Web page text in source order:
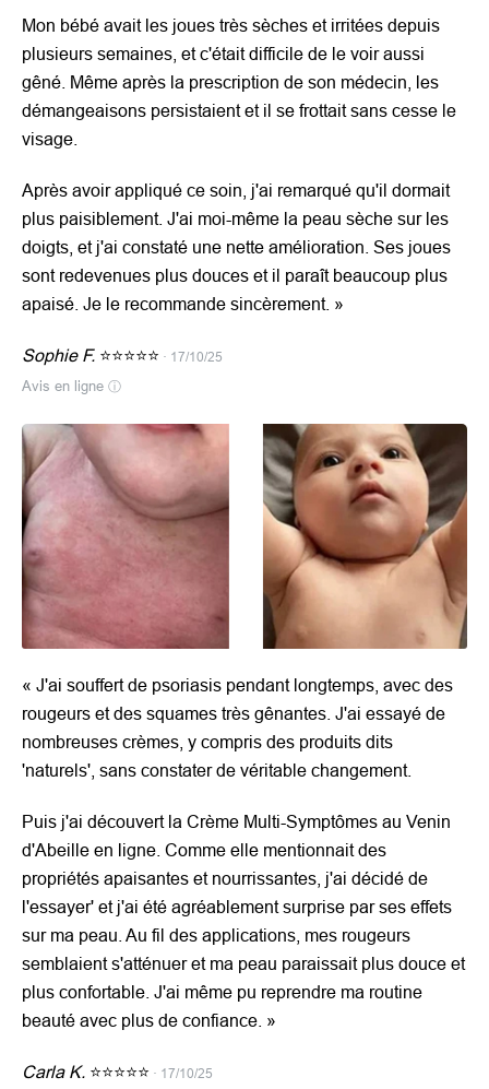
Mon bébé avait les joues très sèches et irritées depuis
plusieurs semaines, et c'était difficile de le voir aussi
gêné. Même après la prescription de son médecin, les
démangeaisons persistaient et il se frottait sans cesse le
visage.
Après avoir appliqué ce soin, j'ai remarqué qu'il dormait
plus paisiblement. J'ai moi-même la peau sèche sur les
doigts, et j'ai constaté une nette amélioration. Ses joues
sont redevenues plus douces et il paraît beaucoup plus
apaisé. Je le recommande sincèrement. »
Sophie F. ⭐⭐⭐⭐⭐ · 17/10/25
Avis en ligne ⓘ
« J'ai souffert de psoriasis pendant longtemps, avec des
rougeurs et des squames très gênantes. J'ai essayé de
nombreuses crèmes, y compris des produits dits
'naturels', sans constater de véritable changement.
Puis j'ai découvert la Crème Multi-Symptômes au Venin
d'Abeille en ligne. Comme elle mentionnait des
propriétés apaisantes et nourrissantes, j'ai décidé de
l'essayer' et j'ai été agréablement surprise par ses effets
sur ma peau. Au fil des applications, mes rougeurs
semblaient s'atténuer et ma peau paraissait plus douce et
plus confortable. J'ai même pu reprendre ma routine
beauté avec plus de confiance. »
Carla K. ⭐⭐⭐⭐⭐ · 17/10/25